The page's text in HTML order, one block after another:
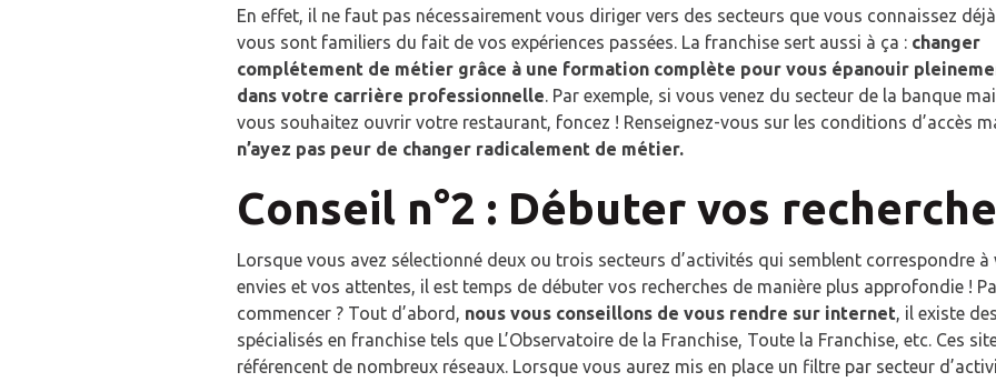
En effet, il ne faut pas nécessairement vous diriger vers des secteurs que vous connaissez
vous sont familiers du fait de vos expériences passées. La franchise sert aussi à ça : changer
complétement de métier grâce à une formation complète pour vous épanouir
dans votre carrière professionnelle. Par exemple, si vous venez du secteur de la banque
vous souhaitez ouvrir votre restaurant, foncez ! Renseignez-vous sur les conditions d’accès
n’ayez pas peur de changer radicalement de métier.
Conseil n°2 : Débuter vos
Lorsque vous avez sélectionné deux ou trois secteurs d’activités qui semblent correspondre à
envies et vos attentes, il est temps de débuter vos recherches de manière plus approfondie !
commencer ? Tout d’abord, nous vous conseillons de vous rendre sur internet, il existe
spécialisés en franchise tels que L’Observatoire de la Franchise, Toute la Franchise, etc. Ces
référencent de nombreux réseaux. Lorsque vous aurez mis en place un filtre par secteur